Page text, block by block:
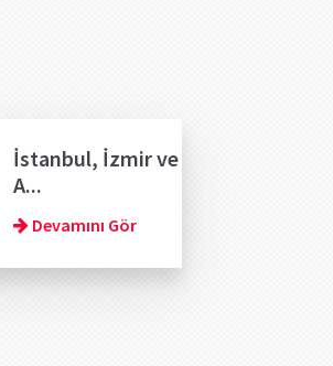
İstanbul, İzmir ve
A...
Devamını Gör